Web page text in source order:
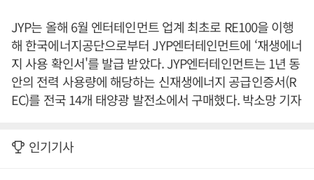
JYP는 올해 6월 엔터테인먼트 업계 최초로 RE100을 이행
해 한국에너지공단으로부터 JYP엔터테인먼트에 ‘재생에너
지 사용 확인서'를 발급 받았다. JYP엔터테인먼트는 1년 동
안의 전력 사용량에 해당하는 신재생에너지 공급인증서(R
EC)를 전국 14개 태양광 발전소에서 구매했다. 박소망 기자
인기기사